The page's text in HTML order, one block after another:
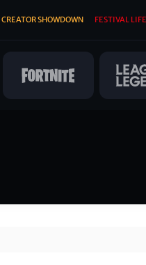
CREATOR SHOWDOWN FESTIVAL